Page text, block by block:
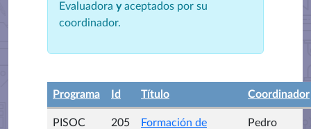
Evaluadora yaceptados por su
coordinador.
Programa Id Título Coordinador
PISOC 205
Formación de
Pedro